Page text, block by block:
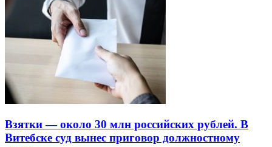
Взятки — около 30 млн российских рублей. В
Витебске суд вынес приговор должностному